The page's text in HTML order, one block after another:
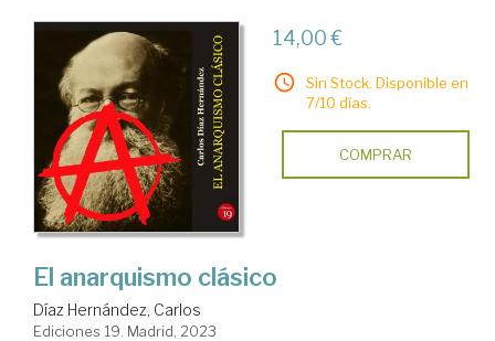
14,00 €
Sin Stock. Disponible en
7/10 días.
COMPRAR
El anarquismo clásico
Díaz Hernández, Carlos
Ediciones 19. Madrid, 2023